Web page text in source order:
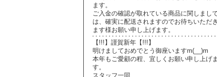
ます。
ご入金の確認が取れている商品に関しまし
は、確実に配送されますのでお待ちいただき
ます様お願い申し上げます。
【!!!】謹賀新年【!!!】
明けましておめでとう御座いますm(__)m
本年もご愛顧の程、宜しくお願い申し上げま
す。
スタッフ一同